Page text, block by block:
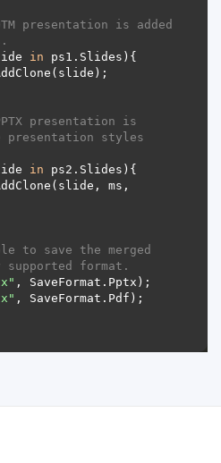
presentation is added
in
presentation is
presentation styles
in
to save the merged
format.